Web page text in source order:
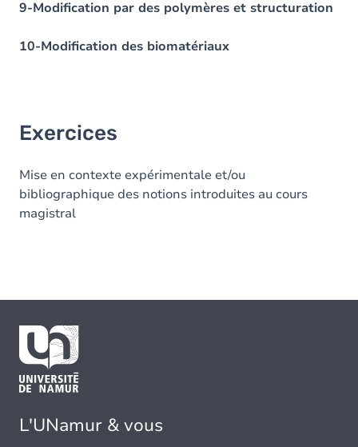
9-Modification par des polymères et structuration
10-Modification des biomatériaux
Exercices
Mise en contexte expérimentale et/ou
bibliographique des notions introduites au cours
magistral
L'UNamur & vous